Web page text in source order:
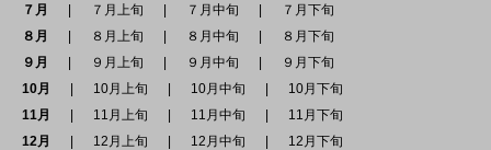
７月
７月上旬 ７月中旬
７月下旬
８月
８月上旬 ８月中旬
８月下旬
９月
９月上旬 ９月中旬
９月下旬
10月
10月上旬 10月中旬
10月下旬
11月
11月上旬 11月中旬
11月下旬
12月
12月上旬 12月中旬 12月下旬